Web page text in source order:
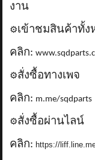
งาน
⚙️เข้าชมสินค้าทั้ง
คลิก:
⚙️สั่งซื้อทางเพจ
คลิก: m.me/sqdparts
⚙️สั่งซื้อผ่านไลน์
คลิก: https://